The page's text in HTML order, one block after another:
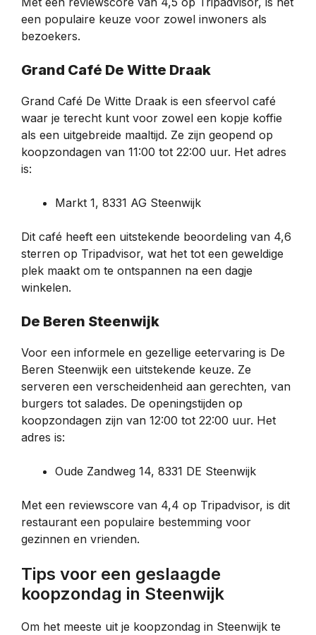
een populaire keuze voor zowel inwoners als
bezoekers.
Grand Café De Witte Draak
Grand Café De Witte Draak is een sfeervol café
waar je terecht kunt voor zowel een kopje koffie
als een uitgebreide maaltijd. Ze zijn geopend op
koopzondagen van 11:00 tot 22:00 uur. Het adres
is:
Markt 1, 8331 AG Steenwijk
Dit café heeft een uitstekende beoordeling van 4,6
sterren op Tripadvisor, wat het tot een geweldige
plek maakt om te ontspannen na een dagje
winkelen.
De Beren Steenwijk
Voor een informele en gezellige eetervaring is De
Beren Steenwijk een uitstekende keuze. Ze
serveren een verscheidenheid aan gerechten, van
burgers tot salades. De openingstijden op
koopzondagen zijn van 12:00 tot 22:00 uur. Het
adres is:
Oude Zandweg 14, 8331 DE Steenwijk
Met een reviewscore van 4,4 op Tripadvisor, is dit
restaurant een populaire bestemming voor
gezinnen en vrienden.
Tips voor een geslaagde
koopzondag in Steenwijk
Om het meeste uit je koopzondag in Steenwijk te